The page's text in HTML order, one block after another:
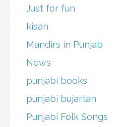
Just for fun
kisan
Mandirs in Punjab
News
punjabi books
punjabi bujartan
Punjabi Folk Songs